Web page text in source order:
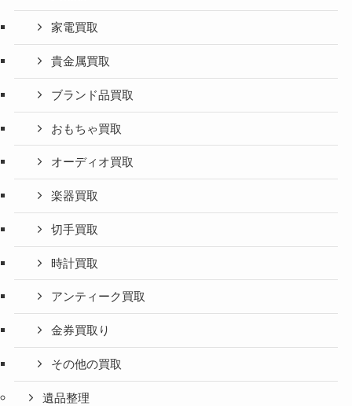
家電買取
貴金属買取
ブランド品買取
おもちゃ買取
オーディオ買取
楽器買取
切手買取
時計買取
アンティーク買取
金券買取り
その他の買取
遺品整理